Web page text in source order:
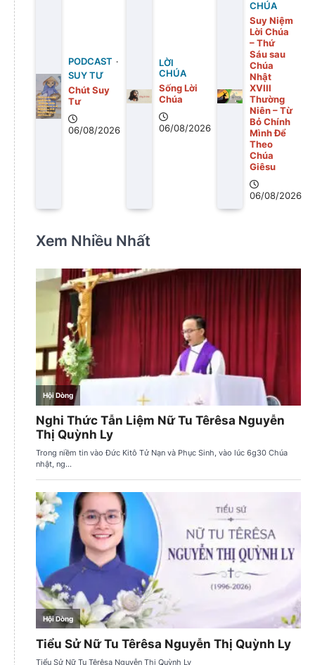
PODCAST
SUY TƯ
Chút Suy
Tư
06/08/2026
LỜI
CHÚA
Sống Lời
Chúa
06/08/2026
CHÚA
Suy Niệm
Lời Chúa
– Thứ
Sáu sau
Chúa
Nhật
XVIII
Thường
Niên – Từ
Bỏ Chính
Mình Để
Theo
Chúa
Giêsu
06/08/2026
Xem Nhiều Nhất